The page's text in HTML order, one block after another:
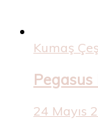
Kumaş
Pegasus
24 Mayıs